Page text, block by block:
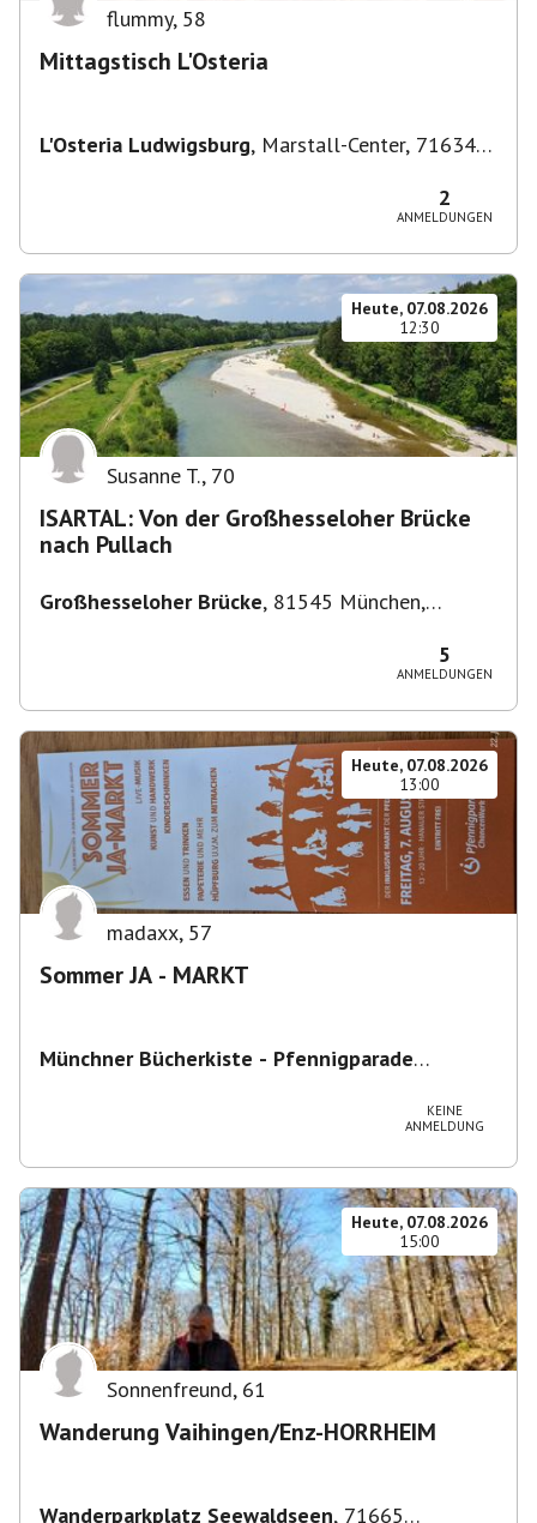
flummy, 58
Mittagstisch L'Osteria
L'Osteria Ludwigsburg, Marstall-Center, 71634
2
ANMELDUNGEN
Heute, 07.08.2026
12:30
Susanne T., 70
ISARTAL: Von der Großhesseloher Brücke
nach Pullach
Großhesseloher Brücke, 81545 München,
5
ANMELDUNGEN
Heute, 07.08.2026
13:00
madaxx, 57
Sommer JA - MARKT
Münchner Bücherkiste - Pfennigparade
KEINE
ANMELDUNG
Heute, 07.08.2026
15:00
Sonnenfreund, 61
Wanderung Vaihingen/Enz-HORRHEIM
Wanderparkplatz Seewaldseen, 71665